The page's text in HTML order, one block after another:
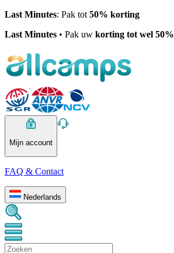
Last Minutes: Pak tot 50% korting
Last Minutes • Pak uw korting tot wel 50%
Mijn account
FAQ & Contact
Nederlands